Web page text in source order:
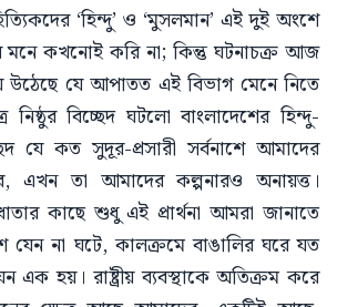
‘হিন্দু’ ও ‘মুসলমান’ এই দুই অংশে
মনে কখনোই করি না; কিন্তু ঘটনাচক্র আজ
যে আপাতত এই বিভাগ মেনে নিতে
নিষ্ঠুর বিচ্ছেদ ঘটলো বাংলাদেশের হিন্দু-
যে কত সুদূর-প্রসারী সর্বনাশে আমাদের
এখন তা আমাদের কল্পনারও অনায়ত্ত।
কাছে শুধু এই প্রার্থনা আমরা জানাতে
যেন না ঘটে, কালক্রমে বাঙালির ঘরে যত
হয়। রাষ্ট্রীয় ব্যবস্থাকে অতিক্রম করে